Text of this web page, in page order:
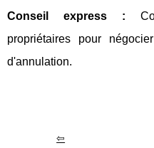
Conseil express :
propriétaires pour
d'annulation.